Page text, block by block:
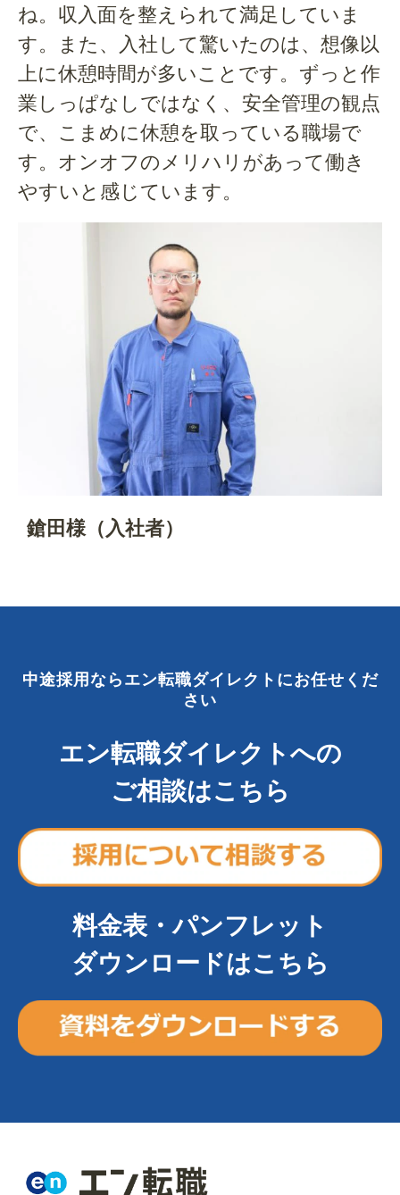
ね。収入面を整えられて満足していま
す。また、入社して驚いたのは、想像以
上に休憩時間が多いことです。ずっと作
業しっぱなしではなく、安全管理の観点
で、こまめに休憩を取っている職場で
す。オンオフのメリハリがあって働き
やすいと感じています。
鎗田様（入社者）
中途採用ならエン転職ダイレクトにお任せくだ
さい
エン転職ダイレクトへの
ご相談はこちら
料金表・パンフレット
ダウンロードはこちら